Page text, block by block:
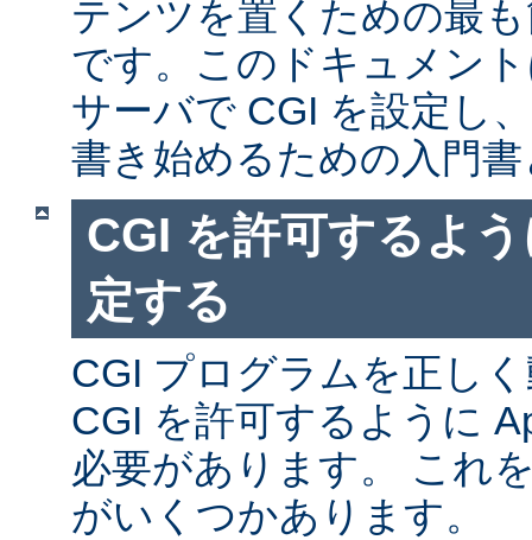
テンツを置くための最
です。このドキュメン
サーバで CGI を設定し
書き始めるための入門
CGI を許可するよ
定する
CGI プログラムを正し
CGI を許可するように
必要があります。 これ
がいくつかあります。